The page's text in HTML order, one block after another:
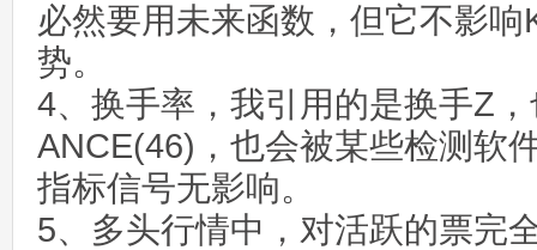
必然要用未来函数，但它不影
势。
4、换手率，我引用的是换手Z
ANCE(46)，也会被某些检测软
指标信号无影响。
5、多头行情中，对活跃的票完